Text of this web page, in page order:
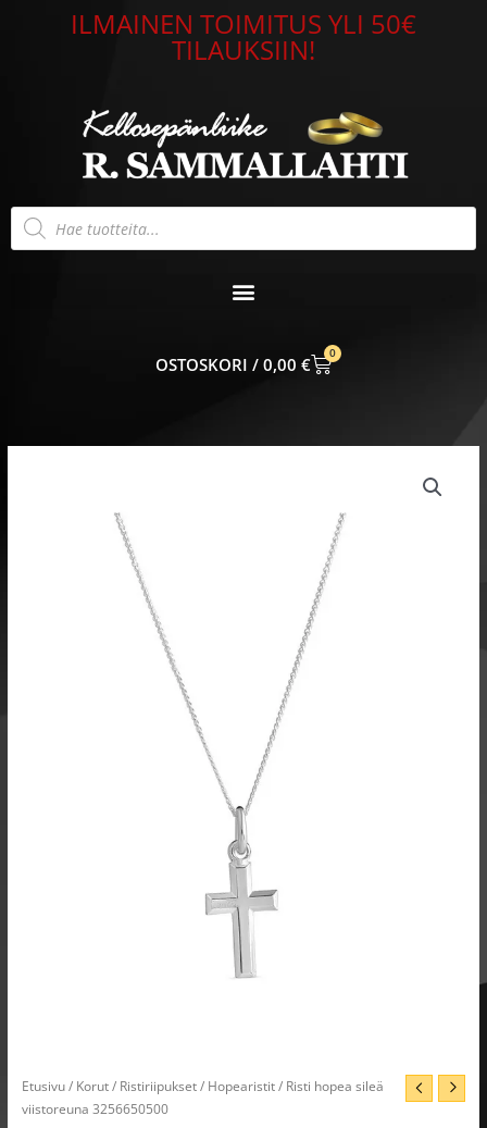
ILMAINEN TOIMITUS YLI 50€
TILAUKSIIN!
Products
search
0,00 €
0
CART
Etusivu/ Korut/ Ristiriipukset/ Hopearistit/ Risti hopea sileä
viistoreuna 3256650500